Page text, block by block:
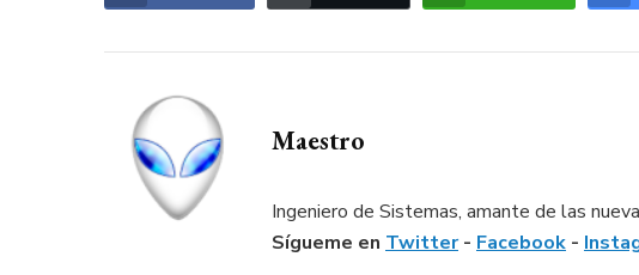
Maestro
Ingeniero de Sistemas, amante de las
Sígueme en Twitter- Facebook -